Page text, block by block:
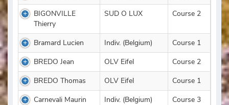
BIGONVILLE
Thierry
SUD O LUX Course 2
Bramard Lucien Indiv. (Belgium)
Course 1
BREDO Jean
OLV Eifel
Course 2
BREDO Thomas
OLV Eifel
Course 1
Carnevali Maurin
Indiv. (Belgium)
Course 3